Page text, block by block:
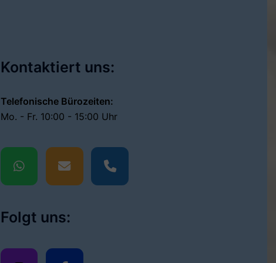
Kontaktiert uns:
Telefonische Bürozeiten:
Mo. - Fr. 10:00 - 15:00 Uhr
Folgt uns: